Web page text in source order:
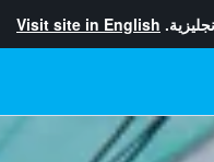
Visit site in English